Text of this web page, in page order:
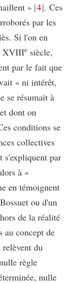
» 4 . Ces
par les
Si l'on en
XVIIIe siècle,
par le fait que
« ni intérêt,
se résumait à
dont on
conditions se
collectives
s'expliquent par
à «
en témoignent
ou d'un
de la réalité
au concept de
du
règle
nulle